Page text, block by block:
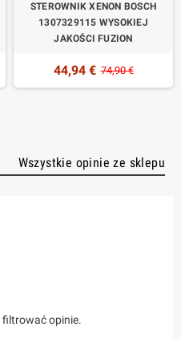
STEROWNIK XENON BOSCH
1307329115 WYSOKIEJ
JAKOŚCI FUZION
44,94 € 74,90 €
Wszystkie opinie ze sklepu
filtrować opinie.